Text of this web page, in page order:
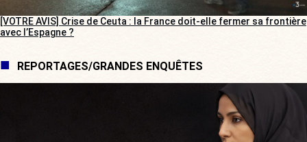
[VOTRE AVIS] Crise de Ceuta : la France doit-elle fermer sa frontière
avec l’Espagne ?
REPORTAGES/GRANDES ENQUÊTES